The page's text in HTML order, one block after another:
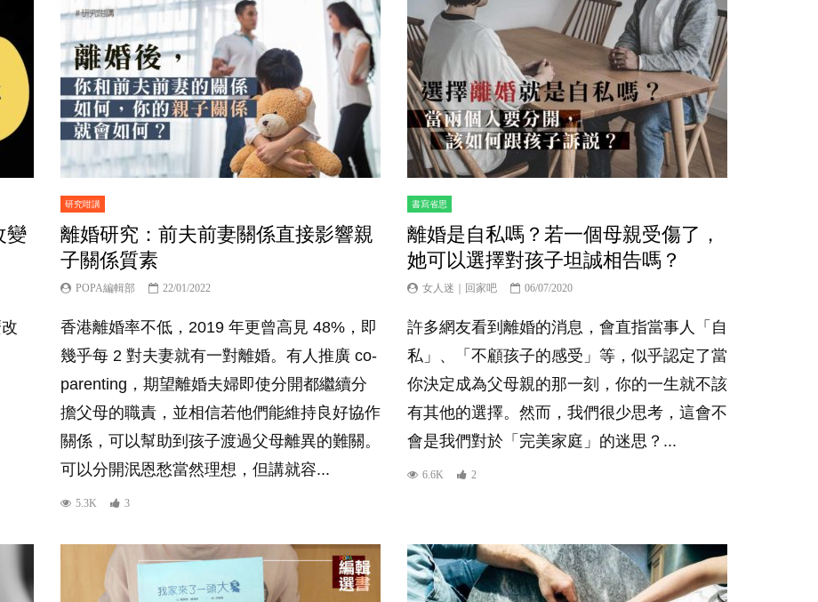
變
研究咁講
離婚研究：前夫前妻關係直接影響親
子關係質素
POPA編輯部 22/01/2022
香港離婚率不低，2019 年更曾高見 48%，即
幾乎每 2 對夫妻就有一對離婚。有人推廣 co-
parenting，期望離婚夫婦即使分開都繼續分
擔父母的職責，並相信若他們能維持良好協作
關係，可以幫助到孩子渡過父母離異的難關。
可以分開泯恩愁當然理想，但講就容...
5.3K 3
書寫省思
離婚是自私嗎？若一個母親受傷了，
她可以選擇對孩子坦誠相告嗎？
女人迷｜回家吧 06/07/2020
許多網友看到離婚的消息，會直指當事人「自
私」、「不顧孩子的感受」等，似乎認定了當
你決定成為父母親的那一刻，你的一生就不該
有其他的選擇。然而，我們很少思考，這會不
會是我們對於「完美家庭」的迷思？...
6.6K 2